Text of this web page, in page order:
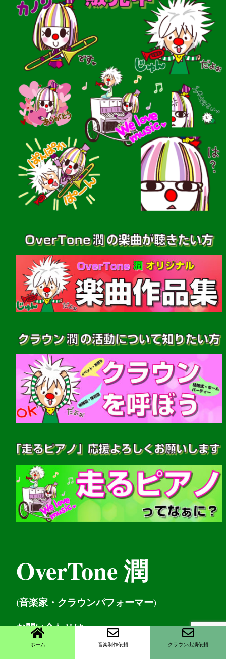
OverTone 潤
(音楽家・クラウンパフォーマー)
お問い合わせは
ホーム 音楽制作依頼 クラウン出演依頼